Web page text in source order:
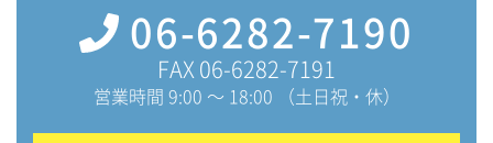
06-6282-7190
FAX 06-6282-7191
営業時間 9:00 〜 18:00 （土日祝・休）